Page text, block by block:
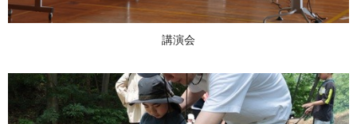
講演会